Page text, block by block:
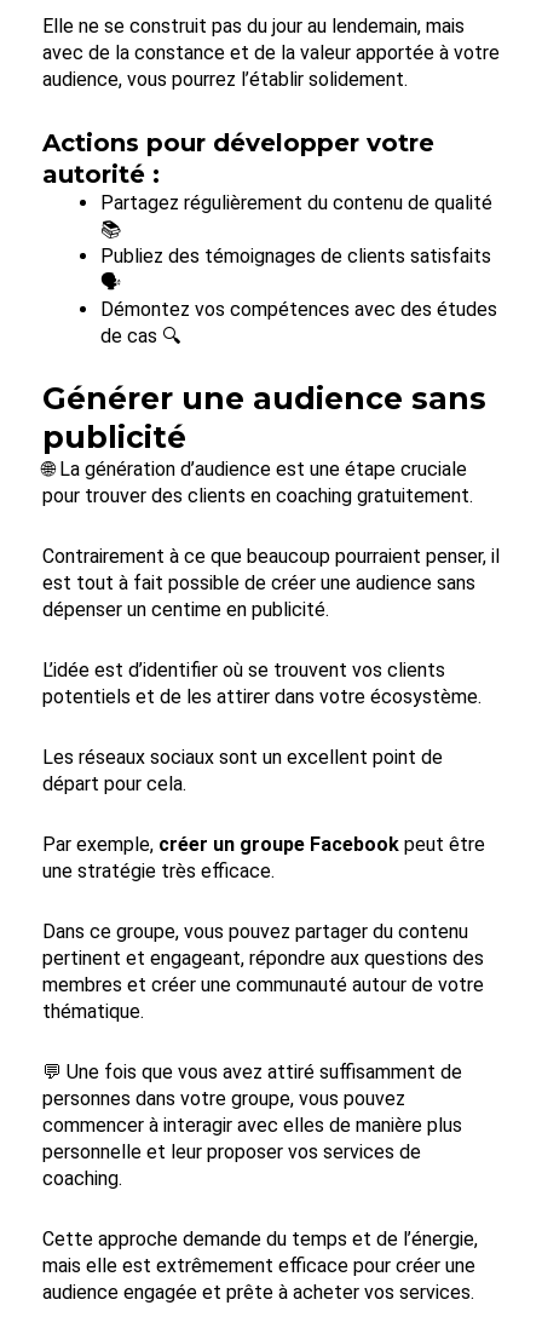
Elle ne se construit pas du jour au lendemain, mais
avec de la constance et de la valeur apportée à votre
audience, vous pourrez l’établir solidement.
Actions pour développer votre
autorité :
Partagez régulièrement du contenu de qualité
📚
Publiez des témoignages de clients satisfaits
🗣️
Démontez vos compétences avec des études
de cas 🔍
Générer une audience sans
publicité
🌐 La génération d’audience est une étape cruciale
pour trouver des clients en coaching gratuitement.
Contrairement à ce que beaucoup pourraient penser, il
est tout à fait possible de créer une audience sans
dépenser un centime en publicité.
L’idée est d’identifier où se trouvent vos clients
potentiels et de les attirer dans votre écosystème.
Les réseaux sociaux sont un excellent point de
départ pour cela.
Par exemple, créer un groupe Facebook peut être
une stratégie très efficace.
Dans ce groupe, vous pouvez partager du contenu
pertinent et engageant, répondre aux questions des
membres et créer une communauté autour de votre
thématique.
💬 Une fois que vous avez attiré suffisamment de
personnes dans votre groupe, vous pouvez
commencer à interagir avec elles de manière plus
personnelle et leur proposer vos services de
coaching.
Cette approche demande du temps et de l’énergie,
mais elle est extrêmement efficace pour créer une
audience engagée et prête à acheter vos services.